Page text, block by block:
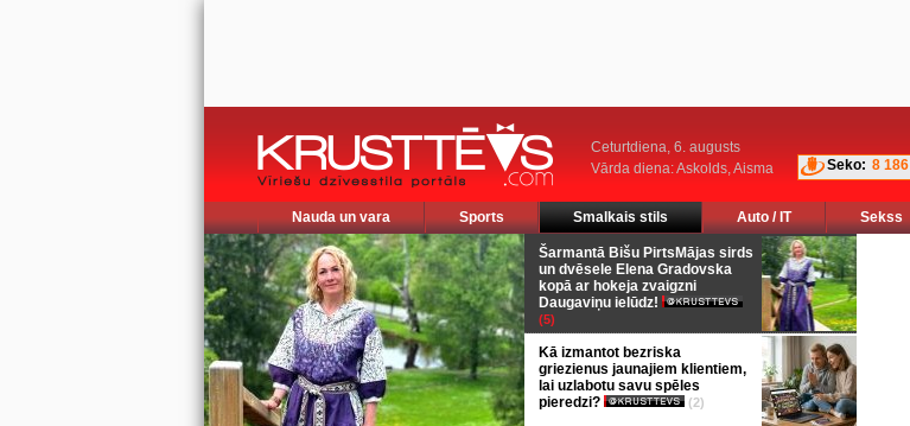
Ceturtdiena, 6. augusts
Vārda diena: Askolds, Aisma
Seko: 8 186
Nauda un vara Sports Smalkais stils Auto / IT Sekss
Šarmantā Bišu PirtsMājas sirds
un dvēsele Elena Gradovska
kopā ar hokeja zvaigzni
Daugaviņu ielūdz!
(5)
Kā izmantot bezriska
griezienus jaunajiem klientiem,
lai uzlabotu savu spēles
pieredzi?
(2)